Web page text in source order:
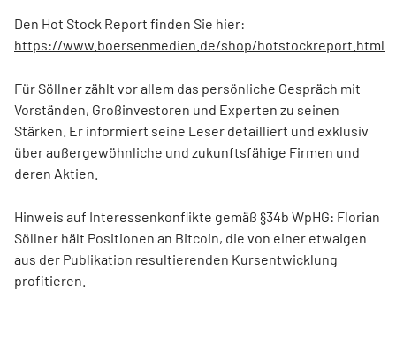
Den Hot Stock Report finden Sie hier:
https://www.boersenmedien.de/shop/hotstockreport.html
Für Söllner zählt vor allem das persönliche Gespräch mit
Vorständen, Großinvestoren und Experten zu seinen
Stärken. Er informiert seine Leser detailliert und exklusiv
über außergewöhnliche und zukunftsfähige Firmen und
deren Aktien.
Hinweis auf Interessenkonflikte gemäß §34b WpHG: Florian
Söllner hält Positionen an Bitcoin, die von einer etwaigen
aus der Publikation resultierenden Kursentwicklung
profitieren.